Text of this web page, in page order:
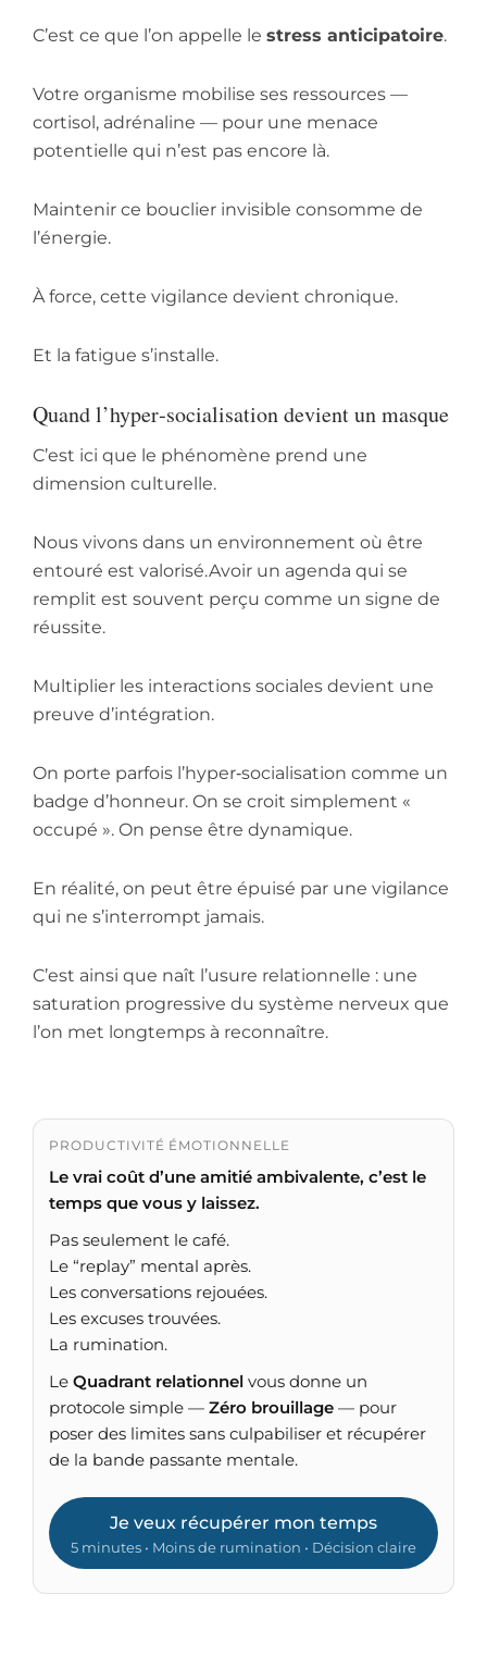
C’est ce que l’on appelle le stress anticipatoire.
Votre organisme mobilise ses ressources —
cortisol, adrénaline — pour une menace
potentielle qui n’est pas encore là.
Maintenir ce bouclier invisible consomme de
l’énergie.
À force, cette vigilance devient chronique.
Et la fatigue s’installe.
Quand l’hyper‑socialisation devient un masque
C’est ici que le phénomène prend une
dimension culturelle.
Nous vivons dans un environnement où être
entouré est valorisé.Avoir un agenda qui se
remplit est souvent perçu comme un signe de
réussite.
Multiplier les interactions sociales devient une
preuve d’intégration.
On porte parfois l’hyper‑socialisation comme un
badge d’honneur. On se croit simplement «
occupé ». On pense être dynamique.
En réalité, on peut être épuisé par une vigilance
qui ne s’interrompt jamais.
C’est ainsi que naît l’usure relationnelle : une
saturation progressive du système nerveux que
l’on met longtemps à reconnaître.
PRODUCTIVITÉ ÉMOTIONNELLE
Le vrai coût d’une amitié ambivalente, c’est le
temps que vous y laissez.
Pas seulement le café.
Le “replay” mental après.
Les conversations rejouées.
Les excuses trouvées.
La rumination.
Le Quadrant relationnel vous donne un
protocole simple — Zéro brouillage — pour
poser des limites sans culpabiliser et récupérer
de la bande passante mentale.
Je veux récupérer mon temps
5 minutes • Moins de rumination • Décision claire